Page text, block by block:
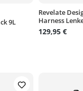
von 4.5 von 5
9L
Revelate
Harness
129,95 €